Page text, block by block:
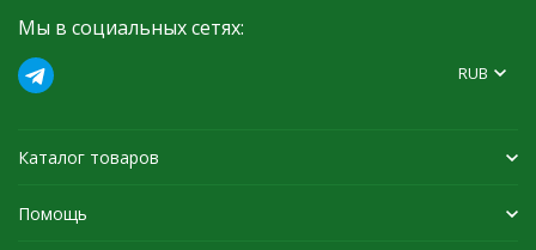
Мы в социальных сетях:
RUB
Каталог товаров
Помощь